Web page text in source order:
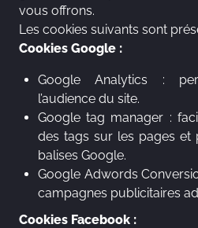
vous offrons.
Les cookies suivants sont
Cookies Google :
Google Analytics :
l’audience du site.
Google tag manager :
des tags sur les pages et
balises Google.
Google Adwords
campagnes publicitaires
Cookies Facebook :